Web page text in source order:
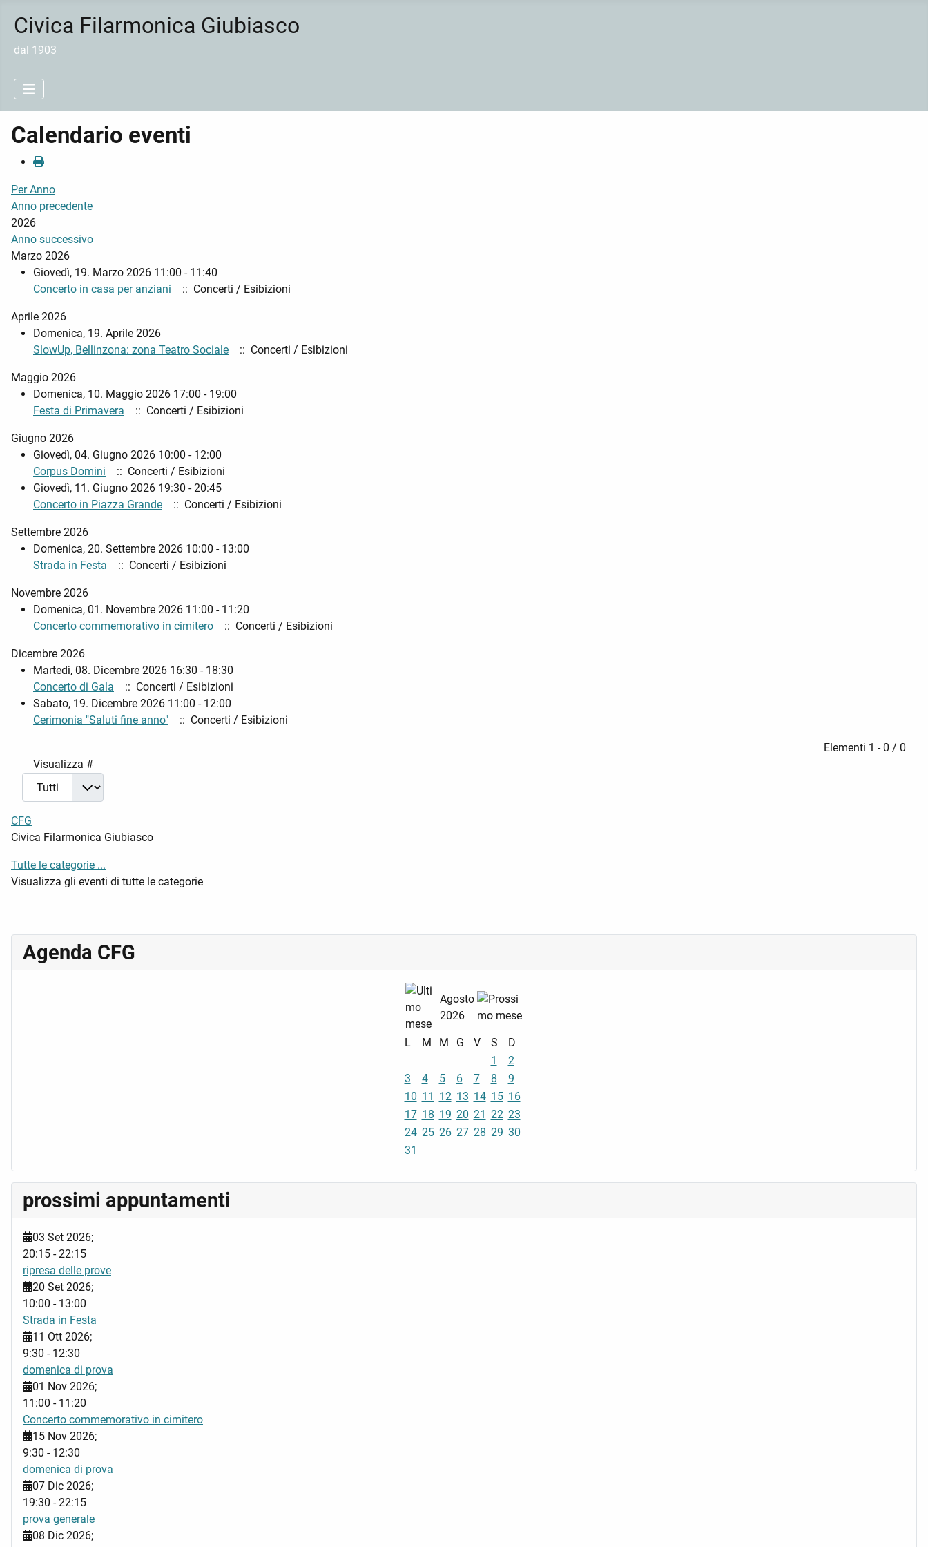
Civica Filarmonica Giubiasco
dal 1903
Calendario eventi
Per Anno
Anno precedente
2026
Anno successivo
Marzo 2026
Giovedì, 19. Marzo 2026 11:00 - 11:40
Concerto in casa per anziani
:: Concerti / Esibizioni
Aprile 2026
Domenica, 19. Aprile 2026
SlowUp, Bellinzona: zona Teatro Sociale
:: Concerti / Esibizioni
Maggio 2026
Domenica, 10. Maggio 2026 17:00 - 19:00
Festa di Primavera
:: Concerti / Esibizioni
Giugno 2026
Giovedì, 04. Giugno 2026 10:00 - 12:00
Corpus Domini
:: Concerti / Esibizioni
Giovedì, 11. Giugno 2026 19:30 - 20:45
Concerto in Piazza Grande
:: Concerti / Esibizioni
Settembre 2026
Domenica, 20. Settembre 2026 10:00 - 13:00
Strada in Festa
:: Concerti / Esibizioni
Novembre 2026
Domenica, 01. Novembre 2026 11:00 - 11:20
Concerto commemorativo in cimitero
:: Concerti / Esibizioni
Dicembre 2026
Martedì, 08. Dicembre 2026 16:30 - 18:30
Concerto di Gala
:: Concerti / Esibizioni
Sabato, 19. Dicembre 2026 11:00 - 12:00
Cerimonia "Saluti fine anno"
:: Concerti / Esibizioni
Elementi 1 - 0 / 0
Visualizza #
CFG
Civica Filarmonica Giubiasco
Tutte le categorie ...
Visualizza gli eventi di tutte le categorie
Agenda CFG
Agosto
2026
L M M G V S
D
1
2
3
4 5 6 7 8
9
10 11 12 13 14 15 16
17 18 19 20 21 22 23
24 25 26 27 28 29 30
31
prossimi appuntamenti
03 Set 2026;
20:15 -22:15
ripresa delle prove
20 Set 2026;
10:00 - 13:00
Strada in Festa
11 Ott 2026;
9:30 - 12:30
domenica di prova
01 Nov 2026;
11:00 - 11:20
Concerto commemorativo in cimitero
15 Nov 2026;
9:30 - 12:30
domenica di prova
07 Dic 2026;
19:30 -22:15
prova generale
08 Dic 2026;